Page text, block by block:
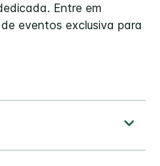
Entre em
eventos exclusiva para